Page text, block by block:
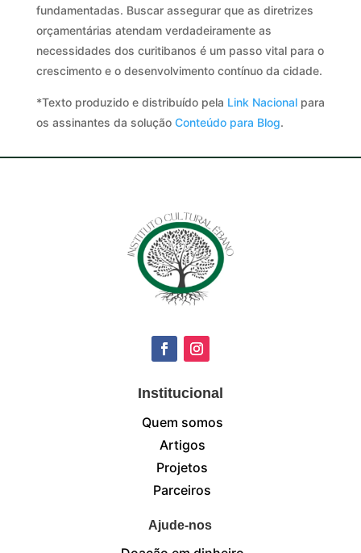
fundamentadas. Buscar assegurar que as diretrizes
orçamentárias atendam verdadeiramente as
necessidades dos curitibanos é um passo vital para o
crescimento e o desenvolvimento contínuo da cidade.
*Texto produzido e distribuído pela Link Nacionalpara
os assinantes da solução Conteúdo para Blog.
Institucional
Quem somos
Artigos
Projetos
Parceiros
Ajude-nos